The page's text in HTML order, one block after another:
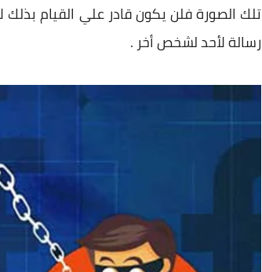
تلك الصورة فلن يكون قادر علي القيام بذلك
رسالة لأحد لشخص أخر .